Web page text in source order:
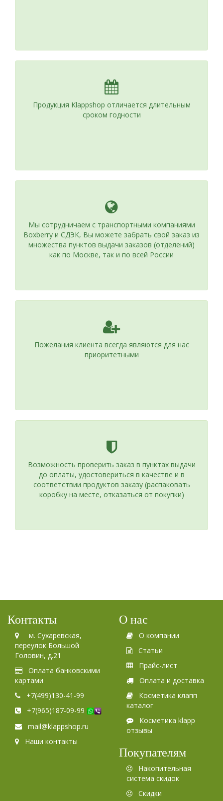
Продукция Klappshop отличается длительным
сроком годности
Мы сотрудничаем с транспортными компаниями
Boxberry и СДЭК, Вы можете забрать свой заказ из
множества пунктов выдачи заказов (отделений)
как по Москве, так и по всей России
Пожелания клиента всегда являются для нас
приоритетными
Возможность проверить заказ в пунктах выдачи
до оплаты, удостовериться в качестве и в
соответствии продуктов заказу (распаковать
коробку на месте, отказаться от покупки)
Контакты
м. Сухаревская,
переулок Большой
Головин, д.21
Оплата банковскими
картами
+7(499)130-41-99
+7(965)187-09-99
mail@klappshop.ru
Наши контакты
О нас
О компании
Статьи
Прайс-лист
Оплата и доставка
Косметика клапп
каталог
Косметика klapp
отзывы
Покупателям
Накопительная
система скидок
Скидки